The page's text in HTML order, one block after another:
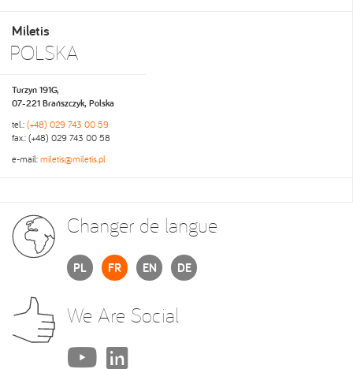
Miletis
POLSKA
Turzyn 191G,
07-221 Brańszczyk, Polska
tel.: (+48) 029 743 00 59
fax.: (+48) 029 743 00 58
e-mail: miletis@miletis.pl
Changer de langue
PL FR EN DE
We Are Social